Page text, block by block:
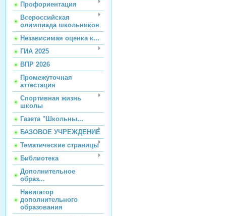
Профориентация
Всероссийская
олимпиада школьников
Независимая оценка к...
ГИА 2025
ВПР 2026
Промежуточная
аттестация
Спортивная жизнь
школы
Газета "Школьны...
БАЗОВОЕ УЧРЕЖДЕНИЕ
Тематические страницы
Библиотека
Дополнительное
образ...
Навигатор
дополнительного
образования